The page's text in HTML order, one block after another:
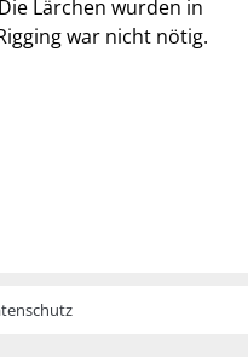
Lärchen wurden in
war nicht nötig.